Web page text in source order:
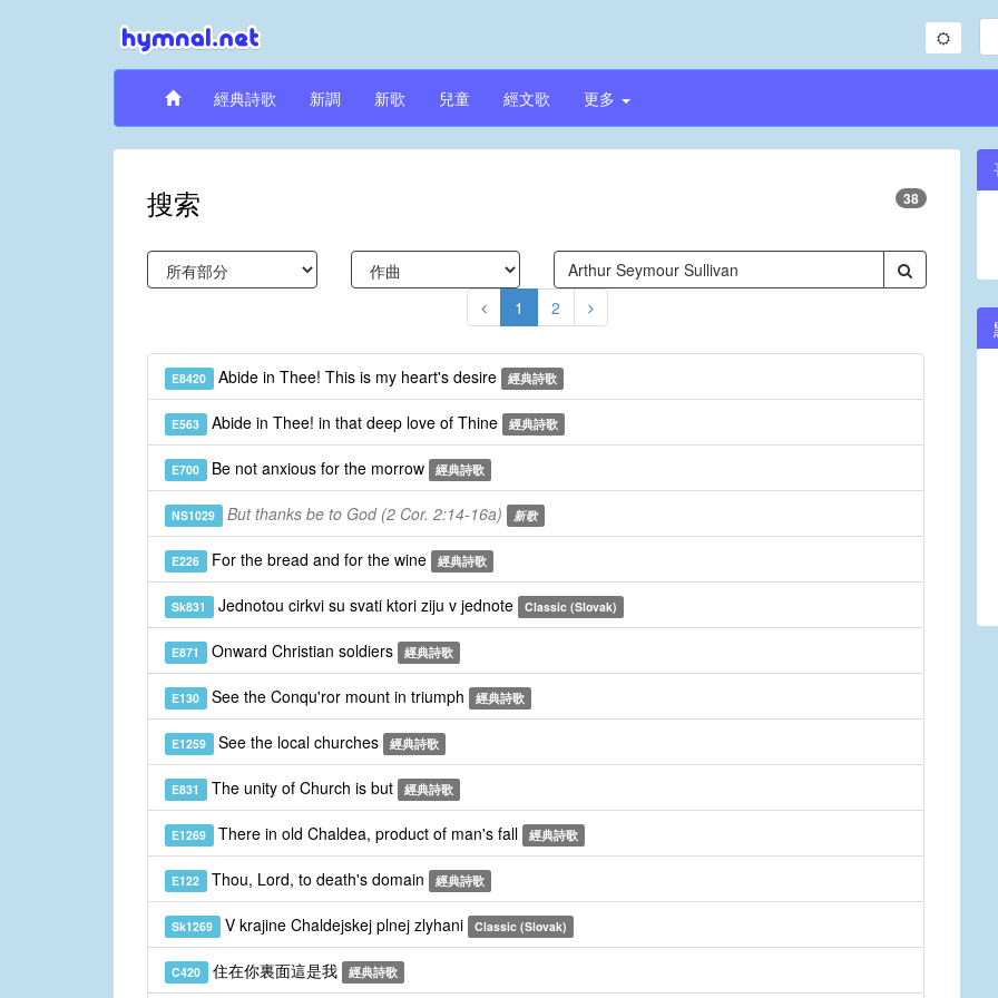
經典詩歌 新調 新歌 兒童 經文歌 更多
搜索 38
1 2
E8420 Abide in Thee! This is my heart's desire 經典詩歌
E563 Abide in Thee! in that deep love of Thine 經典詩歌
E700 Be not anxious for the morrow 經典詩歌
NS1029 But thanks be to God (2 Cor. 2:14-16a) 新歌
E226 For the bread and for the wine 經典詩歌
Sk831 Jednotou cirkvi su svati ktori ziju v jednote Classic (Slovak)
E871 Onward Christian soldiers 經典詩歌
E130 See the Conqu'ror mount in triumph 經典詩歌
E1259 See the local churches 經典詩歌
E831 The unity of Church is but 經典詩歌
E1269 There in old Chaldea, product of man's fall 經典詩歌
E122 Thou, Lord, to death's domain 經典詩歌
Sk1269 V krajine Chaldejskej plnej zlyhani Classic (Slovak)
C420 住在你裏面這是我 經典詩歌